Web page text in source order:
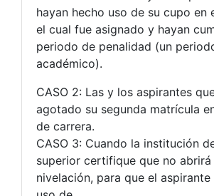
hayan hecho uso de su cupo en
el cual fue asignado y hayan
periodo de penalidad (un
académico).
CASO 2: Las y los aspirantes
agotado su segunda matrícula
de carrera.
CASO 3: Cuando la institución
superior certifique que no
nivelación, para que el